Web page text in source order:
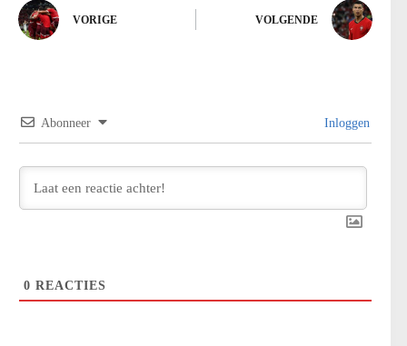
VORIGE VOLGENDE
Abonneer Inloggen
0 REACTIES